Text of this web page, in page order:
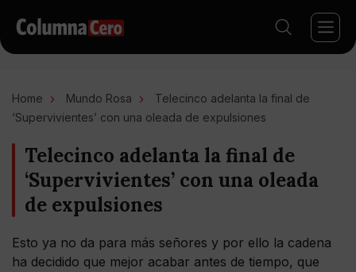
Home Mundo Rosa
Telecinco adelanta la final de
‘Supervivientes’ con una oleada de expulsiones
Telecinco adelanta la final de
‘Supervivientes’ con una oleada
de expulsiones
Esto ya no da para más señores y por ello la cadena
ha decidido que mejor acabar antes de tiempo, que